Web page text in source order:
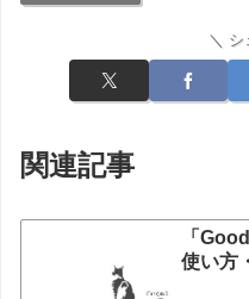
＼ シ
関連記事
「
使い方